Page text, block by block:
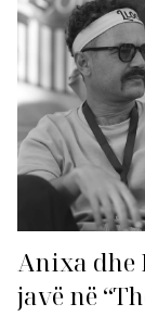
Anixa dhe
javë në